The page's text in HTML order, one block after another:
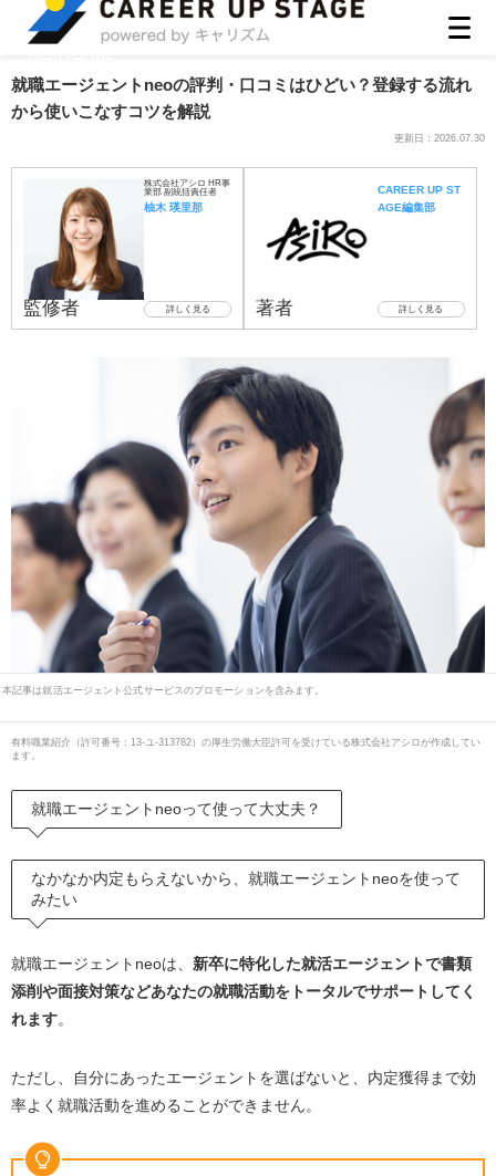
就職エージェントneoの評判・口コミはひどい？登録する流れ
から使いこなすコツを解説
更新日：2026.07.30
監修者
株式会社アシロ HR事
業部 副統括責任者
柚木 瑛里那
詳しく見る 著者
CAREER UP ST
AGE編集部
詳しく見る
本記事は就活エージェント公式サービスのプロモーションを含みます。
有料職業紹介（許可番号：13-ユ-313782）の厚生労働大臣許可を受けている株式会社アシロが作成してい
ます。
就職エージェントneoって使って大丈夫？
なかなか内定もらえないから、就職エージェントneoを使って
みたい
就職エージェントneoは、 新卒に特化した就活エージェントで書類
添削や面接対策などあなたの就職活動をトータルでサポートしてく
れます。
ただし、自分にあったエージェントを選ばないと、内定獲得まで効
率よく就職活動を進めることができません。